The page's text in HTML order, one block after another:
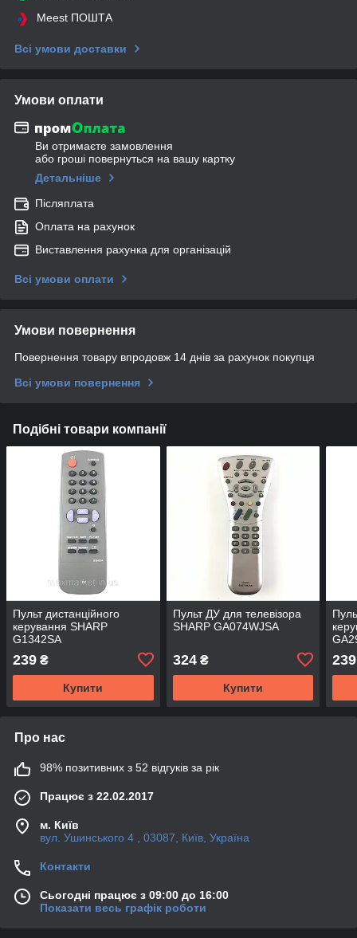
Meest ПОШТА
Всі умови доставки
Умови оплати
Ви отримаєте замовлення
або гроші повернуться на вашу картку
Детальніше
Післяплата
Оплата на рахунок
Виставлення рахунка для організацій
Всі умови оплати
Умови повернення
Повернення товару впродовж 14 днів за рахунок покупця
Всі умови повернення
Подібні товари компанії
Пульт дистанційного
керування SHARP
G1342SA
239 ₴
Купити
Пульт ДУ для телевізора
SHARP GA074WJSA
324₴
Купити
239
Про нас
98% позитивних з 52 відгуків за рік
Працює з 22.02.2017
м. Київ
вул. Ушинського 4 , 03087, Київ, Україна
Контакти
Сьогодні працює з 09:00 до 16:00
Показати весь графік роботи